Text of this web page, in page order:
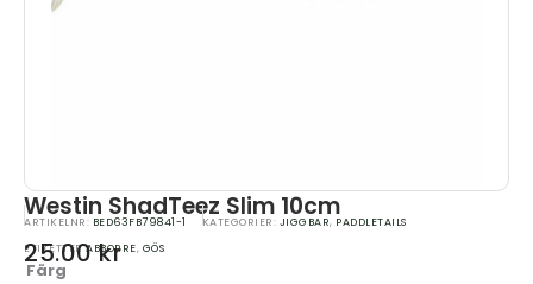
Westin ShadTeez Slim 10cm
ARTIKELNR: BED63FB79841-1 KATEGORIER: JIGGBAR, PADDLETAILS
ETIKETTER ABBORRE, GÖS
25.00kr
Färg